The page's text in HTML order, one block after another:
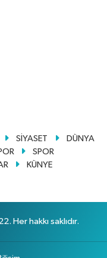
SİYASET
DÜNYA
SPOR
KÜNYE
Her hakkı saklıdır.